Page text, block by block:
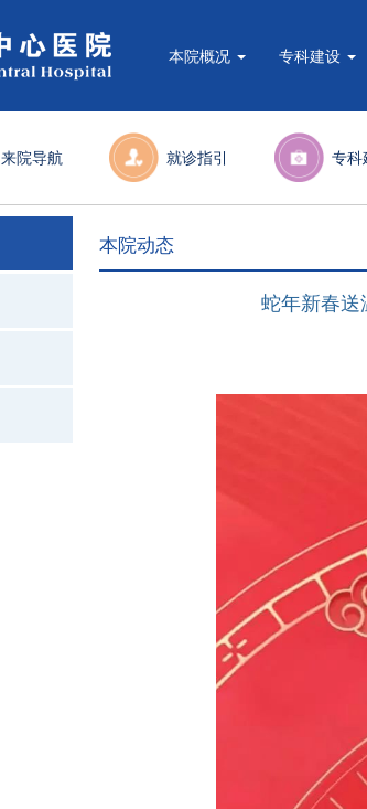
本院概况 专科建设
来院导航 就诊指引 专科
本院动态
蛇年新春送